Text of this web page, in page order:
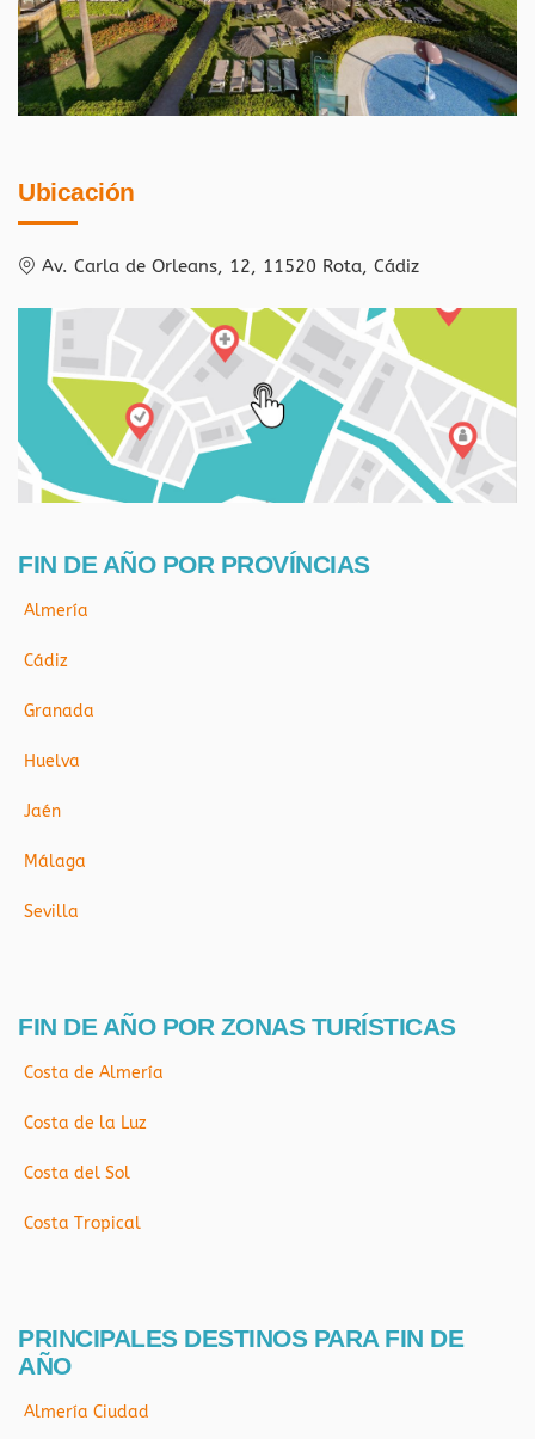
Ubicación
Av. Carla de Orleans, 12, 11520 Rota, Cádiz
FIN DE AÑO POR PROVÍNCIAS
Almería
Cádiz
Granada
Huelva
Jaén
Málaga
Sevilla
FIN DE AÑO POR ZONAS TURÍSTICAS
Costa de Almería
Costa de la Luz
Costa del Sol
Costa Tropical
PRINCIPALES DESTINOS PARA FIN DE
AÑO
Almería Ciudad